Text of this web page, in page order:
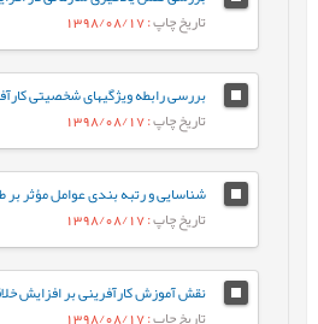
تاریخ چاپ: 1398/08/17
تاریخ چاپ: 1398/08/17
تاریخ چاپ: 1398/08/17
نقش آموزش کارآفرینی بر افزایش
تاریخ چاپ: 1398/08/17